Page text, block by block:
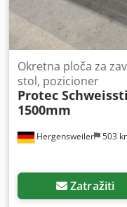
Hergensweiler 503
Okretna ploča za
stol, pozicioner
Protec
1500mm
Zatražiti